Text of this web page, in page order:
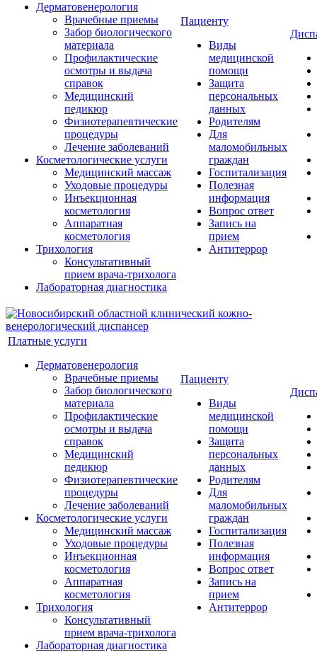
Дерматовенерология
Врачебные приемы
Забор биологического
материала
Профилактические
осмотры и выдача
справок
Медицинский
педикюр
Физиотерапевтические
процедуры
Лечение заболеваний
Косметологические услуги
Медицинский массаж
Уходовые процедуры
Инъекционная
косметология
Аппаратная
косметология
Трихология
Консультативный
прием врача-трихолога
Лабораторная диагностика
Пациенту
Виды
медицинской
помощи
Защита
персональных
данных
Родителям
Для
маломобильных
граждан
Госпитализация
Полезная
информация
Вопрос ответ
Запись на
прием
Антитеррор
Платные услуги
Дерматовенерология
Врачебные приемы
Забор биологического
материала
Профилактические
осмотры и выдача
справок
Медицинский
педикюр
Физиотерапевтические
процедуры
Лечение заболеваний
Косметологические услуги
Медицинский массаж
Уходовые процедуры
Инъекционная
косметология
Аппаратная
косметология
Трихология
Консультативный
прием врача-трихолога
Лабораторная диагностика
Пациенту
Виды
медицинской
помощи
Защита
персональных
данных
Родителям
Для
маломобильных
граждан
Госпитализация
Полезная
информация
Вопрос ответ
Запись на
прием
Антитеррор